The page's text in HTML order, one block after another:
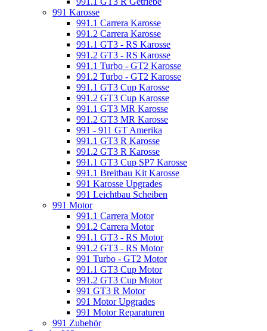
991 Karosse
991.1 Carrera Karosse
991.2 Carrera Karosse
991.1 GT3 - RS Karosse
991.2 GT3 - RS Karosse
991.1 Turbo - GT2 Karosse
991.2 Turbo - GT2 Karosse
991.1 GT3 Cup Karosse
991.2 GT3 Cup Karosse
991.1 GT3 MR Karosse
991.2 GT3 MR Karosse
991 - 911 GT Amerika
991.1 GT3 R Karosse
991.2 GT3 R Karosse
991.1 GT3 Cup SP7 Karosse
991.1 Breitbau Kit Karosse
991 Karosse Upgrades
991 Leichtbau Scheiben
991 Motor
991.1 Carrera Motor
991.2 Carrera Motor
991.1 GT3 - RS Motor
991.2 GT3 - RS Motor
991 Turbo - GT2 Motor
991.1 GT3 Cup Motor
991.2 GT3 Cup Motor
991 GT3 R Motor
991 Motor Upgrades
991 Motor Reparaturen
991 Zubehör